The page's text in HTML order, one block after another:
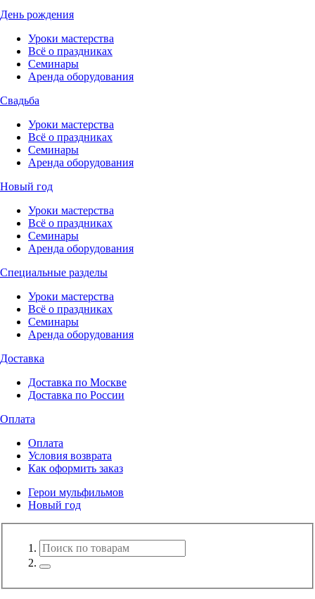
День рождения
Уроки мастерства
Всё о праздниках
Семинары
Аренда оборудования
Свадьба
Уроки мастерства
Всё о праздниках
Семинары
Аренда оборудования
Новый год
Уроки мастерства
Всё о праздниках
Семинары
Аренда оборудования
Специальные разделы
Уроки мастерства
Всё о праздниках
Семинары
Аренда оборудования
Доставка
Доставка по Москве
Доставка по России
Оплата
Оплата
Условия возврата
Как оформить заказ
Герои мульфильмов
Новый год